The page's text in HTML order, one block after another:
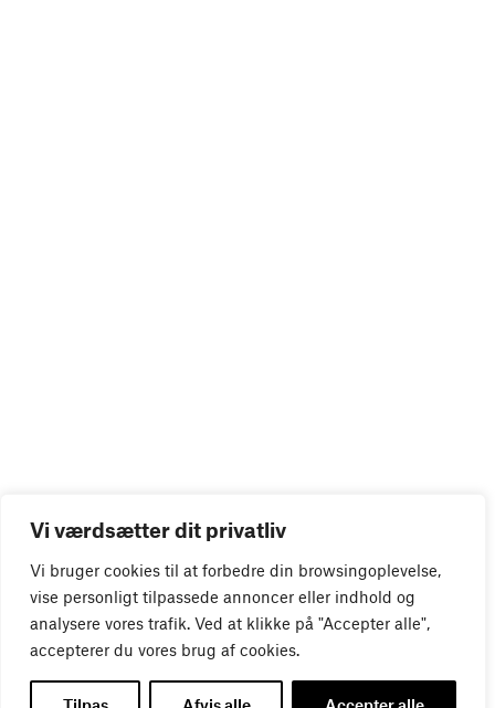
Vi værdsætter dit privatliv
Vi bruger cookies til at forbedre din browsingoplevelse,
vise personligt tilpassede annoncer eller indhold og
analysere vores trafik. Ved at klikke på "Accepter alle",
accepterer du vores brug af cookies.